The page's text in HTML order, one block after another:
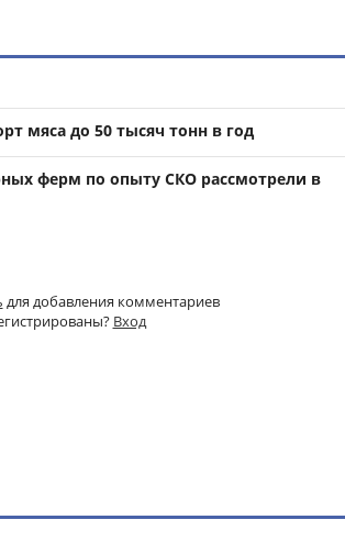
мяса до 50 тысяч тонн в год
ферм по опыту СКО рассмотрели в
для добавления комментариев
Вход